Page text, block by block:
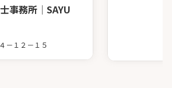
事務所│SAYU
－１２－１５